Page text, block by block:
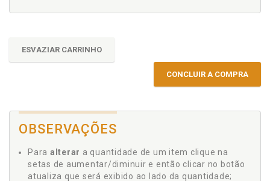
ESVAZIAR CARRINHO
CONCLUIR A COMPRA
OBSERVAÇÕES
Para alterar a quantidade de um item clique na
setas de aumentar/diminuir e então clicar no botão
atualiza que será exibido ao lado da quantidade;